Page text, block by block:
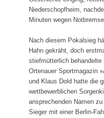
Niederschopfheim,
Minuten wegen
Nach diesem Pokalsieg
Hahn gekräht, doch
stiefmütterlich
Ortenauer Sportmagazin
und Klaus Dold hatte die
wettbewerblichen
an­sprechenden Namen
Sieger mit einer Berlin-